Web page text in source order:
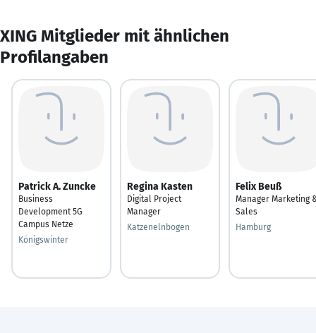
XING Mitglieder mit ähnlichen
Profilangaben
Patrick A. Zuncke
Business
Development 5G
Campus Netze
Königswinter
Regina Kasten
Digital Project
Manager
Katzenelnbogen
Felix Beuß
Manager Marketing
Sales
Hamburg